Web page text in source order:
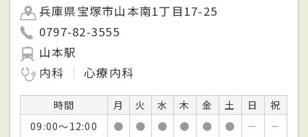
兵庫県宝塚市山本南1丁目17-25
0797-82-3555
山本駅
内科
心療内科
時間 月 火 水 木 金 土 日
祝
09:00～12:00
● ● ● ● ● ● －
－